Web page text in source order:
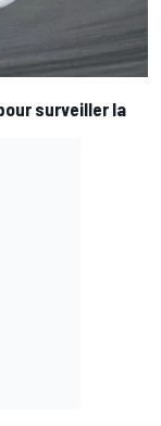
surveiller la